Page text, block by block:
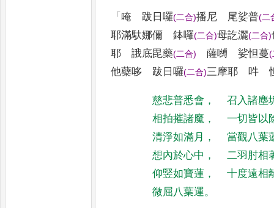
「 唵 跋日囉(二合)播尼 尾娑普(二
耶滿馱娜儞 鉢囉(二合)母訖灑(二合)
耶 誐底毘藥(二合) 薩嚩 娑怛蔓(
他蘗哆 跋 日囉(二合)三摩耶 吽
慈悲普悉會 ，
召入諸塵
相拍摧諸魔 ，
一切皆以
清淨如滿月
，
當觀八葉
想內於心中 ，
二羽肘相
仰竪如寶蓮 ，
十度遠相
微屈八葉運。